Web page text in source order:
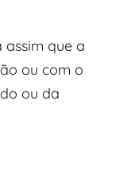
que a
ou com o
ou da